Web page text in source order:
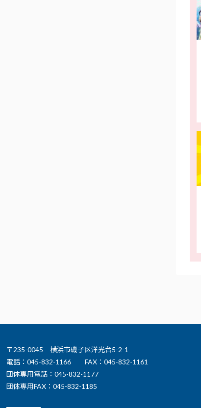
〒235-0045 横浜市磯子区洋光台5-2-1
電話：045-832-1166
FAX：045-832-1161
団体専用電話：045-832-1177
団体専用FAX：045-832-1185